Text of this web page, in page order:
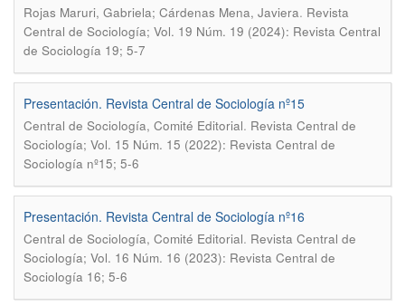
Rojas Maruri, Gabriela; Cárdenas Mena, Javiera. Revista
Central de Sociología; Vol. 19 Núm. 19 (2024): Revista Central
de Sociología 19; 5-7
Presentación. Revista Central de Sociología nº15
Central de Sociología, Comité Editorial. Revista Central de
Sociología; Vol. 15 Núm. 15 (2022): Revista Central de
Sociología nº15; 5-6
Presentación. Revista Central de Sociología nº16
Central de Sociología, Comité Editorial. Revista Central de
Sociología; Vol. 16 Núm. 16 (2023): Revista Central de
Sociología 16; 5-6